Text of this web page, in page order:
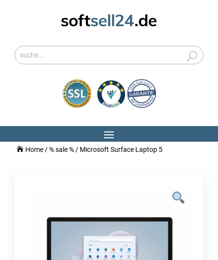
Home/% sale %/ Microsoft Surface Laptop 5